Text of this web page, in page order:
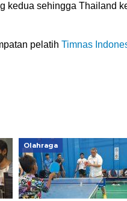
kedua sehingga Thailand
pelatih Timnas
Olahraga